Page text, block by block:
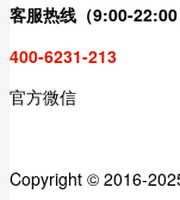
客服热线（9:00-22:00
400-6231-213
官方微信
Copyright © 2016-